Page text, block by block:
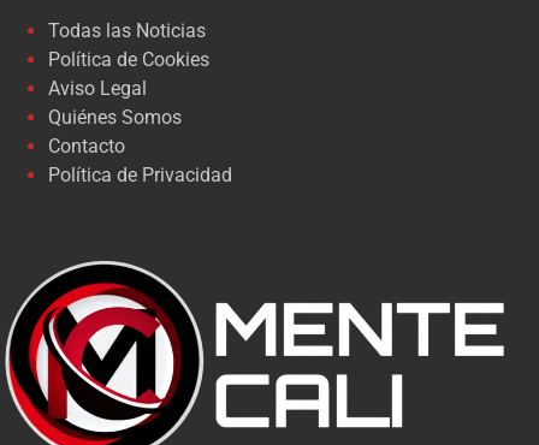
Todas las Noticias
Política de Cookies
Aviso Legal
Quiénes Somos
Contacto
Política de Privacidad